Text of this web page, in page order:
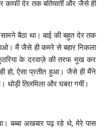
देर तक बतियातीं और जैसे ही
बैठा था। बाई की बहुत देर तक
मैं जैसे ही कमरे से बहार निकला
के दरवाज़े की तरफ मुख कर
हो, ऐसा प्रतीत हुआ। जैसे ही मैंने
थोड़ी तिलमिला और घबरा गयीं।
बब्बा अखबार पढ़ रहे थे, मेरे पास